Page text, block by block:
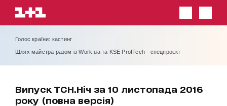
Голос країни: кастинг
Шлях майстра разом із Work.ua та KSE ProfTech - спецпроєкт
Випуск ТСН.Ніч за 10 листопада 2016
року (повна версія)